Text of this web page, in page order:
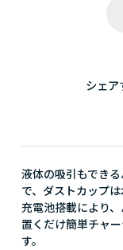
シェア
液体の吸引もでき
で、ダストカップ
充電池搭載により
置くだけ簡単チャ
す。